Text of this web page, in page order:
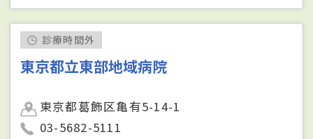
診療時間外
東京都立東部地域病院
東京都葛飾区亀有5-14-1
03-5682-5111